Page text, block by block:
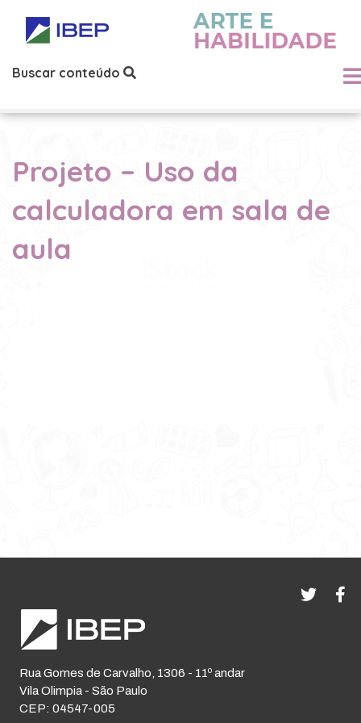
Buscar conteúdo
Projeto – Uso da
calculadora em sala de
aula
Rua Gomes de Carvalho, 1306 - 11º andar
Vila Olimpia - São Paulo
CEP: 04547-005